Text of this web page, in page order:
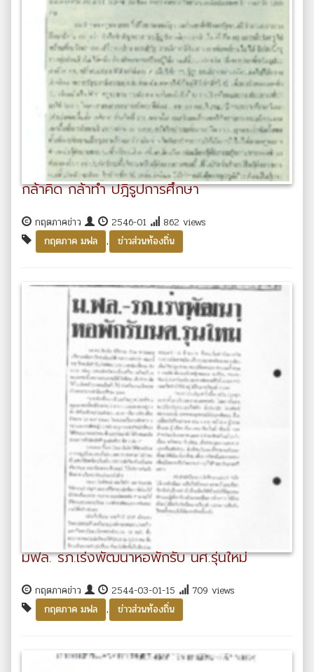
กล้าคิด กล้าทำ ปฎิรูปการศึกษา
กฤตภาคข่าว 2546-01
862 views
กฤตภาค มฟล
, ข่าวส่วนท้องถิ่น
มฟล. รภ.เร่งพัฒนาหอพักรับ นศ.รุ่นใหม่
กฤตภาคข่าว 2544-03-01-15
709 views
กฤตภาค มฟล
, ข่าวส่วนท้องถิ่น